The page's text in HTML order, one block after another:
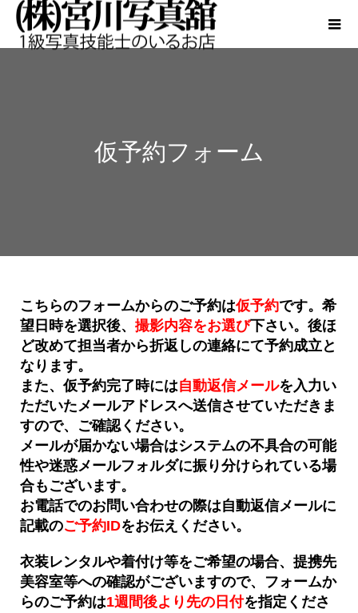
仮予約フォーム
こちらのフォームからのご予約は仮予約です。希
望日時を選択後、 撮影内容をお選び下さい。後ほ
ど改めて担当者から折返しの連絡にて予約成立と
なります。
また、仮予約完了時には自動返信メールを入力い
ただいたメールアドレスへ送信させていただきま
すので、ご確認ください。
メールが届かない場合はシステムの不具合の可能
性や迷惑メールフォルダに振り分けられている場
合もございます。
お電話でのお問い合わせの際は自動返信メールに
記載のご予約IDをお伝えください。
衣装レンタルや着付け等をご希望の場合、提携先
美容室等への確認がございますので、フォームか
らのご予約は1週間後より先の日付を指定くださ